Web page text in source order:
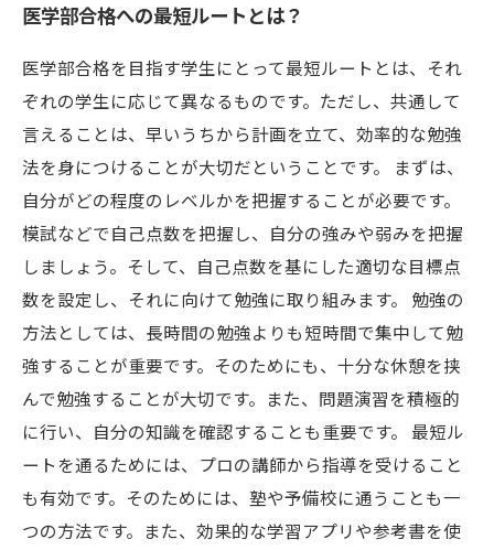
医学部合格への最短ルートとは？
医学部合格を目指す学生にとって最短ルートとは、それ
ぞれの学生に応じて異なるものです。ただし、共通して
言えることは、早いうちから計画を立て、効率的な勉強
法を身につけることが大切だということです。 まずは、
自分がどの程度のレベルかを把握することが必要です。
模試などで自己点数を把握し、自分の強みや弱みを把握
しましょう。そして、自己点数を基にした適切な目標点
数を設定し、それに向けて勉強に取り組みます。 勉強の
方法としては、長時間の勉強よりも短時間で集中して勉
強することが重要です。そのためにも、十分な休憩を挟
んで勉強することが大切です。また、問題演習を積極的
に行い、自分の知識を確認することも重要です。 最短ル
ートを通るためには、プロの講師から指導を受けること
も有効です。そのためには、塾や予備校に通うことも一
つの方法です。また、効果的な学習アプリや参考書を使